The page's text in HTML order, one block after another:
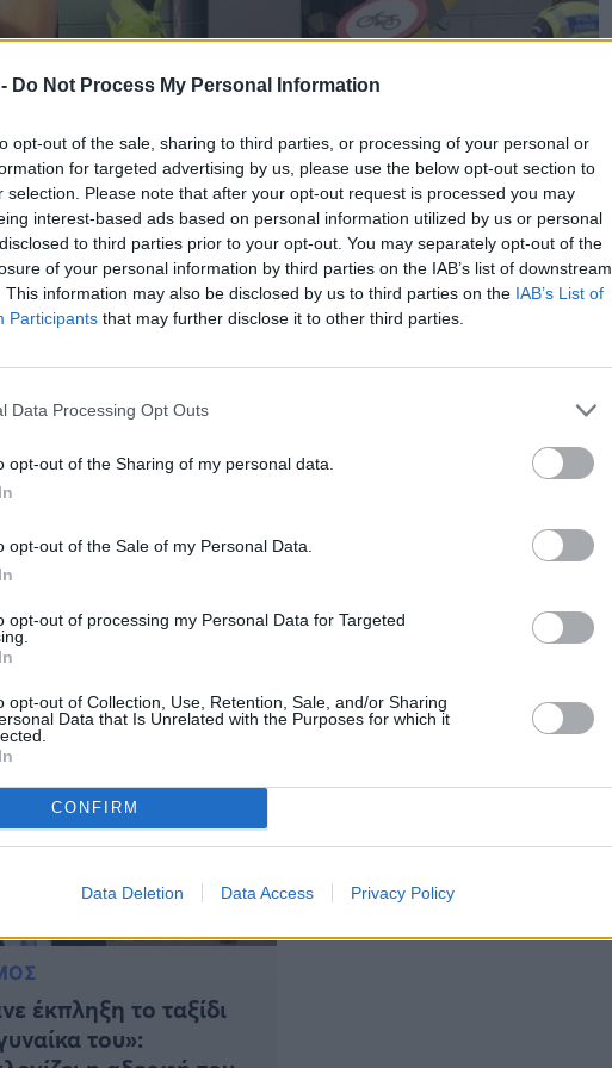
Do Not Process My Personal Information
opt-out of the sale, sharing to third parties, or processing of your personal or
for targeted advertising by us, please use the below opt-out section to
selection. Please note that after your opt-out request is processed you may
interest-based ads based on personal information utilized by us or personal
to third parties prior to your opt-out. You may separately opt-out of the
of your personal information by third parties on the IAB’s list of downstream
This information may also be disclosed by us to third parties on the IAB’s List of
Participants that may further disclose it to other third parties.
Data Processing Opt Outs
opt-out of the Sharing of my personal data.
opt-out of the Sale of my Personal Data.
opt-out of processing my Personal Data for Targeted
opt-out of Collection, Use, Retention, Sale, and/or Sharing
Data that Is Unrelated with the Purposes for which it
CONFIRM
Data Deletion Data Access Privacy Policy
Νιόπαντρο ζευγάρι από τον
στιγμή και γλίτωσε από
από τον Βόλο, που αποφάσισε να κάνει το
τα Χριστούγεννα. Όπως αποδείχθηκε το ζευγάρι
στο μοιραίο λεωφορείο, που συγκρούστηκε με
τον θάνατο ενός 53χρονου και των
[…]
έκπληξη το ταξίδι
του»: